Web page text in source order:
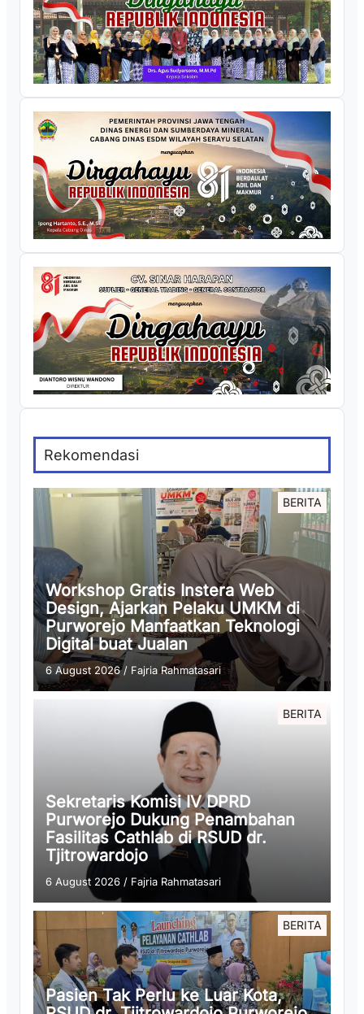
Rekomendasi
BERITA
Workshop Gratis Instera Web
Design, Ajarkan Pelaku UMKM di
Purworejo Manfaatkan Teknologi
Digital buat Jualan
6 August 2026/ Fajria Rahmatasari
BERITA
Sekretaris Komisi IV DPRD
Purworejo Dukung Penambahan
Fasilitas Cathlab di RSUD dr.
Tjitrowardojo
6 August 2026 / Fajria Rahmatasari
BERITA
Pasien Tak Perlu ke Luar Kota,